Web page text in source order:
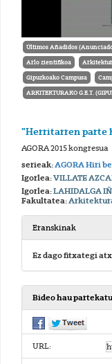
Últimos Añadidos
Arlo zientifikoa
Gipuzkoako Campusa
ARKITEKTURAKO G.E.T.
"Herritarren parte
AGORA 2015 kongresua
serieak:AGORA Hiri
Igorlea:VILLATE
Igorlea:LAHIDALGA
Fakultatea:
Eranskinak
Ez dago fitxategi
Bideo hau partekatu
URL: